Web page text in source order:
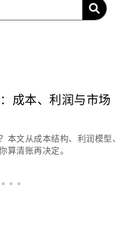
成本、利润与市场
本文从成本结构、利润模型、
算清账再决定。